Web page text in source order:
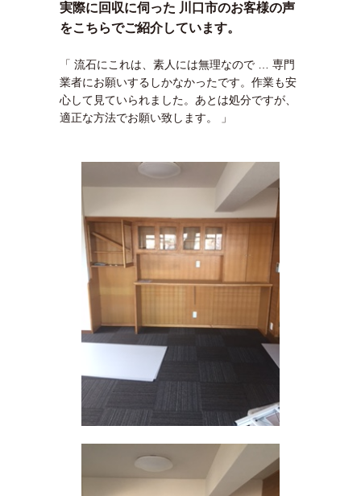
実際に回収に伺った 川口市のお客様の声
をこちらでご紹介しています。
「 流石にこれは、素人には無理なので … 専門
業者にお願いするしかなかったです。作業も安
心して見ていられました。あとは処分ですが、
適正な方法でお願い致します。 」